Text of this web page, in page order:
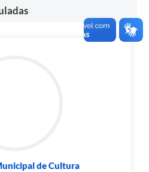
de Cultura